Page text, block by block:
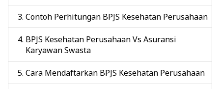
Contoh Perhitungan BPJS Kesehatan Perusahaan
BPJS Kesehatan Perusahaan Vs Asuransi
Karyawan Swasta
Cara Mendaftarkan BPJS Kesehatan Perusahaan